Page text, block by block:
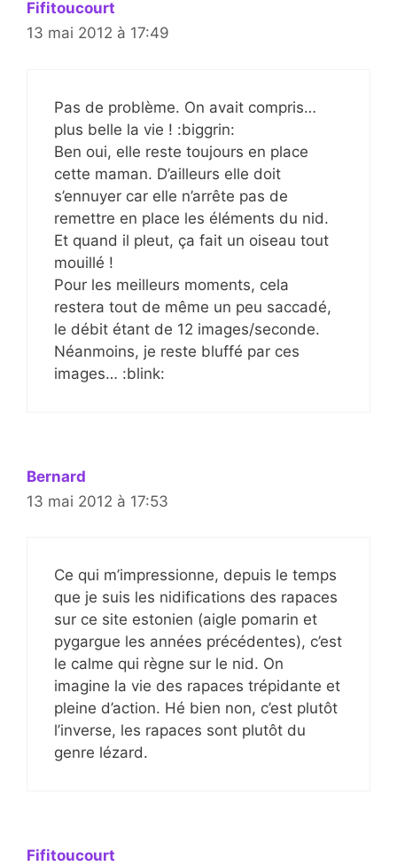
Fifitoucourt
13 mai 2012 à 17:49
Pas de problème. On avait compris…
plus belle la vie ! :biggrin:
Ben oui, elle reste toujours en place
cette maman. D’ailleurs elle doit
s’ennuyer car elle n’arrête pas de
remettre en place les éléments du nid.
Et quand il pleut, ça fait un oiseau tout
mouillé !
Pour les meilleurs moments, cela
restera tout de même un peu saccadé,
le débit étant de 12 images/seconde.
Néanmoins, je reste bluffé par ces
images… :blink:
Bernard
13 mai 2012 à 17:53
Ce qui m’impressionne, depuis le temps
que je suis les nidifications des rapaces
sur ce site estonien (aigle pomarin et
pygargue les années précédentes), c’est
le calme qui règne sur le nid. On
imagine la vie des rapaces trépidante et
pleine d’action. Hé bien non, c’est plutôt
l’inverse, les rapaces sont plutôt du
genre lézard.
Fifitoucourt